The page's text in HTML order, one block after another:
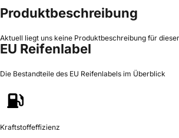
Produktbeschreibung
Aktuell liegt uns keine Produktbeschreibung für
EU Reifenlabel
Die Bestandteile des EU Reifenlabels im Überblick
Kraftstoffeffizienz